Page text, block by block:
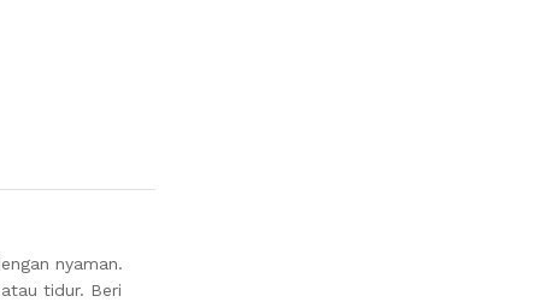
nyaman.
tidur. Beri